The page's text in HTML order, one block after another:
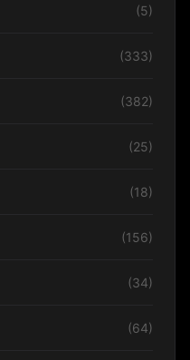
(5)
(333)
(382)
(25)
(18)
(156)
(34)
(64)